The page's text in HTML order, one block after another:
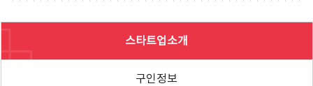
스타트업소개
구인정보